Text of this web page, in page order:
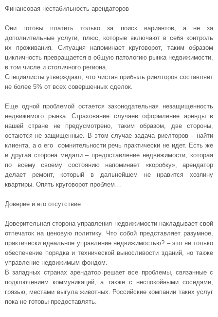
Финансовая нестабильность арендаторов
Они готовы платить только за поиск вариантов, а не за
дополнительные услуги, плюс, которые включают в себя контроль
их проживания. Ситуация напоминает круговорот, таким образом
цикличность превращается в общую патологию рынка недвижимости,
в том числе и столичного региона.
Специалисты утверждают, что чистая прибыль риелторов составляет
не более 5% от всех совершенных сделок.
Еще одной проблемой остается законодательная незащищенность
недвижимого рынка. Страхование случаев оформление аренды в
нашей стране не предусмотрено, таким образом, две стороны,
остаются не защищенные. В этом случае задача риелторов – найти
клиента, а о его
сомнительности речь практически не идет. Есть же
и другая сторона медали – предоставление недвижимости, которая
по всему своему состоянию напоминает «коробку», арендатор
делает ремонт, который в дальнейшем не нравится хозяину
квартиры. Опять круговорот проблем…
Доверие и его отсутствие
Доверительная сторона управления недвижимости накладывает свой
отпечаток на ценовую политику. Что собой представляет разумное,
практически идеальное управление недвижимостью? – это не только
обеспечение порядка и технической выносливости зданий, но также
управление недвижимым фондом.
В западных странах арендатор решает все проблемы, связанные с
подключением коммуникаций, а также с неспокойными соседями,
грязью, местами выгула животных. Российские компании таких услуг
пока не готовы предоставлять.